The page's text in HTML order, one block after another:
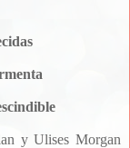
y Ulises Morgan